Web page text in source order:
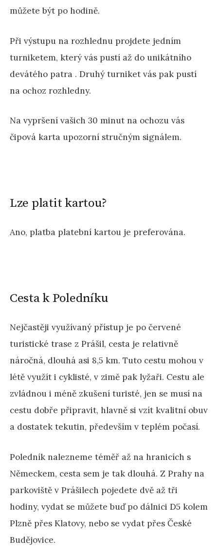
můžete být po hodině.
Při výstupu na rozhlednu projdete jedním
turniketem, který vás pustí až do unikátního
devátého patra . Druhý turniket vás pak pustí
na ochoz rozhledny.
Na vypršení vašich 30 minut na ochozu vás
čipová karta upozorní stručným signálem.
Lze platit kartou?
Ano, platba platební kartou je preferována.
Cesta k Poledníku
Nejčastěji využívaný přístup je po červené
turistické trase z Prášil, cesta je relativně
náročná, dlouhá asi 8,5 km. Tuto cestu mohou v
létě využít i cyklisté, v zimě pak lyžaři. Cestu ale
zvládnou i méně zkušení turisté, jen se musí na
cestu dobře připravit, hlavně si vzít kvalitní obuv
a dostatek tekutin, především v teplém počasí.
Poledník nalezneme téměř až na hranicích s
Německem, cesta sem je tak dlouhá. Z Prahy na
parkoviště v Prášilech pojedete dvě až tři
hodiny, vydat se můžete buď po dálnici D5 kolem
Plzně přes Klatovy, nebo se vydat přes České
Budějovice.